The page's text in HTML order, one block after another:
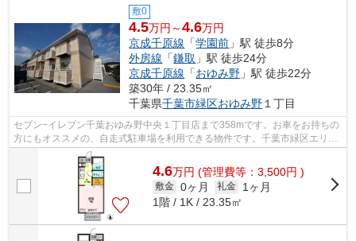
敷0
4.5万円～4.6万円
京成千原線 「学園前 」駅 徒歩8分
外房線 「鎌取 」駅 徒歩24分
京成千原線 「おゆみ野 」駅 徒歩22分
築30年 / 23.35㎡
千葉県千葉市緑区おゆみ野 １丁目
セブン−イレブン千葉おゆみ野中央１丁目店まで358mです。お車をお持ちの
方にもオススメの、自走式駐車場を利用できる物件です。千葉市緑区エリア
の賃貸情報が株式会社ネイティブ・トラ...
4.6万円 (管理費等：3,500円 )
敷金 0ヶ月 礼金
1ヶ月
1階 / 1K / 23.35㎡